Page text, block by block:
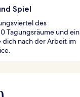
Spiel
des
Tagungsräume und ein
dich nach der Arbeit im